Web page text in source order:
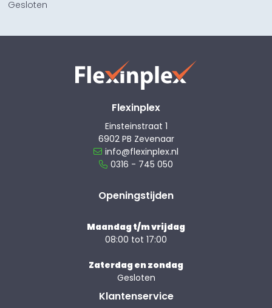
Gesloten
Flexinplex
Einsteinstraat 1
6902 PB Zevenaar
info@flexinplex.nl
0316 - 745 050
Openingstijden
Maandag t/m vrijdag
08:00 tot 17:00
Zaterdag en zondag
Gesloten
Klantenservice